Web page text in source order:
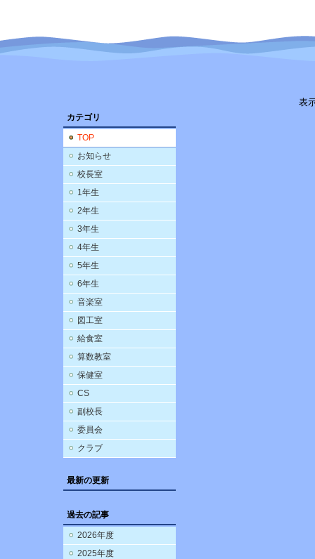
カテゴリ
TOP
お知らせ
校長室
1年生
2年生
3年生
4年生
5年生
6年生
音楽室
図工室
給食室
算数教室
保健室
CS
副校長
委員会
クラブ
最新の更新
過去の記事
2026年度
2025年度
表